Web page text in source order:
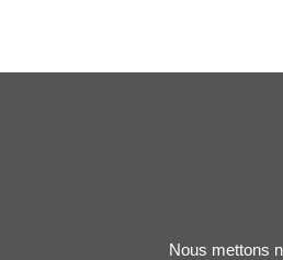
Nous mettons